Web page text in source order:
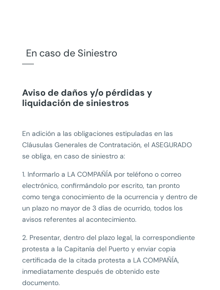
En caso de Siniestro
Aviso de daños y/o pérdidas y
liquidación de siniestros
En adición a las obligaciones estipuladas en las
Cláusulas Generales de Contratación, el ASEGURADO
se obliga, en caso de siniestro a:
1. Informarlo a LA COMPAÑÍA por teléfono o correo
electrónico, confirmándolo por escrito, tan pronto
como tenga conocimiento de la ocurrencia y dentro de
un plazo no mayor de 3 días de ocurrido, todos los
avisos referentes al acontecimiento.
2. Presentar, dentro del plazo legal, la correspondiente
protesta a la Capitanía del Puerto y enviar copia
certificada de la citada protesta a LA COMPAÑÍA,
inmediatamente después de obtenido este
documento.